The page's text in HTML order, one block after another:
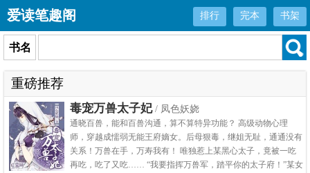
爱读笔趣阁 书架
完本
排行
书名
重磅推荐
毒宠万兽太子妃/ 凤色妖娆
通晓百兽，能和百兽沟通，算不算特异功能？ 高级动物心理
师，穿越成懦弱无能王府嫡女。后母狠毒，继姐无耻，通通没有
关系！万兽在手，万寿我有！ 唯独惹上某黑心太子，竟被一吃
再吃，吃了又吃…… “我要指挥万兽军，踏平你的太子府！”某女